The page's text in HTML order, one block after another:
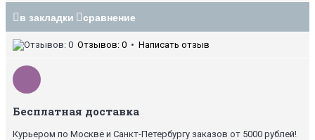
в закладки сравнение
Отзывов: 0 • Написать отзыв
Бесплатная доставка
Курьером по Москве и Санкт-Петербургу заказов от 5000 рублей!